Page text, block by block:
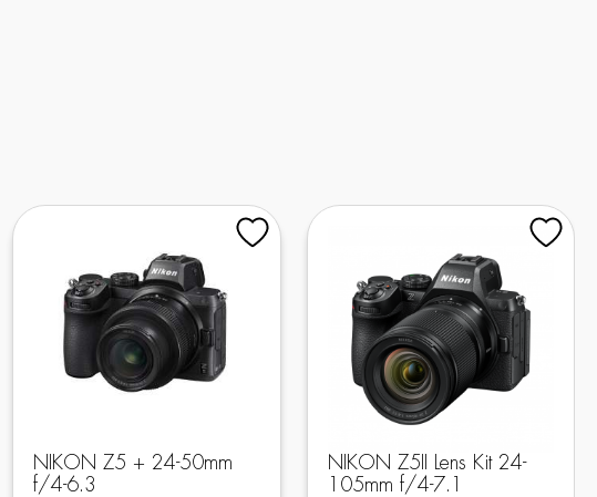
NIKON Z5 + 24-50mm
f/4-6.3
NIKON Z5II Lens Kit 24-
105mm f/4-7.1